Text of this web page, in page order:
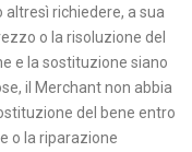
altresì richiedere, a sua
o la risoluzione del
e la sostituzione siano
il Merchant non abbia
del bene entro
o la riparazione